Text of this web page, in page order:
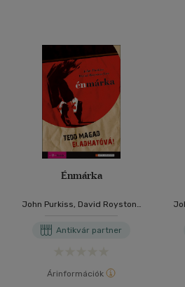
Énmárka
John Purkiss, David Royston-
Antikvár partner
Árinformációk